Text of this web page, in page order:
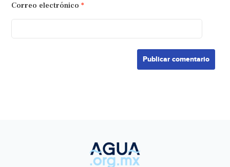
Correo electrónico *